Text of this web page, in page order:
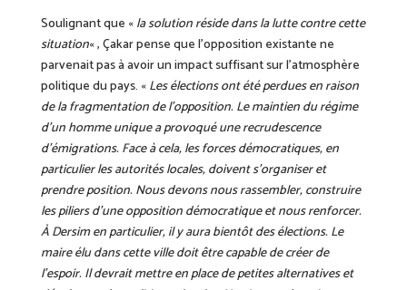
Soulignant que «la solution réside dans la lutte contre cette
situation« , Çakar pense que l’opposition existante ne
parvenait pas à avoir un impact suffisant sur l’atmosphère
politique du pays. «Les élections ont été perdues en raison
de la fragmentation de l’opposition. Le maintien du régime
d’un homme unique a provoqué une recrudescence
d’émigrations. Face à cela, les forces démocratiques, en
particulier les autorités locales, doivent s’organiser et
prendre position. Nous devons nous rassembler, construire
les piliers d’une opposition démocratique et nous renforcer.
À Dersim en particulier, il y aura bientôt des élections. Le
maire élu dans cette ville doit être capable de créer de
l’espoir. Il devrait mettre en place de petites alternatives et